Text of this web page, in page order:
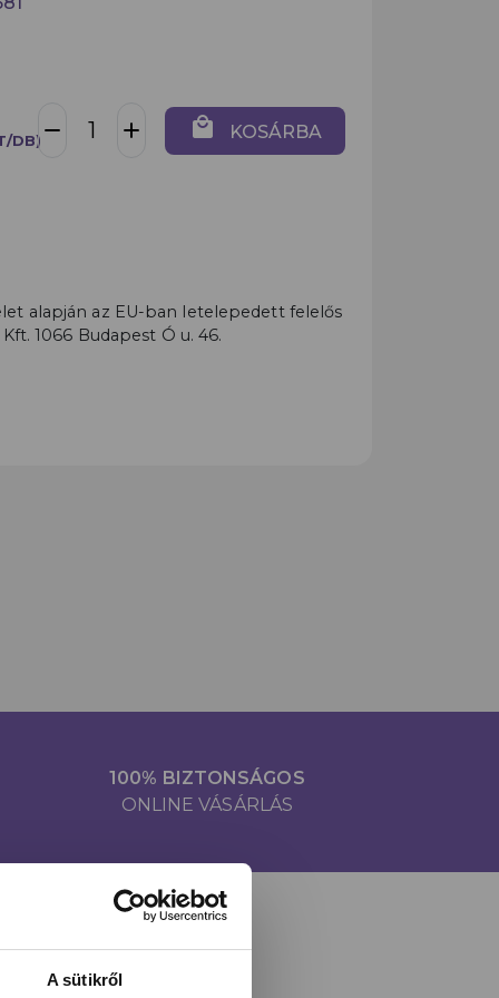
A sütikről
DB)remove add local_mall KOSÁRBA
alapján az EU-ban letelepedett felelős
1066 Budapest Ó u. 46.
100% BIZTONSÁGOS
ONLINE VÁSÁRLÁS